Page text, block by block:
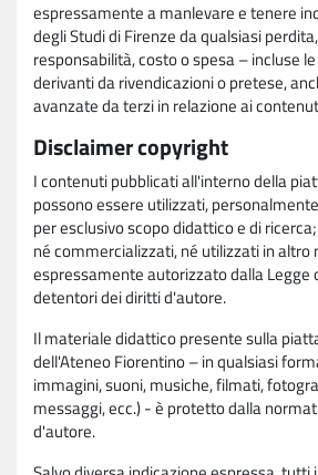
espressamente a manlevare e tenere
degli Studi di Firenze da qualsiasi
responsabilità, costo o spesa – incluse
derivanti da rivendicazioni o pretese,
avanzate da terzi in relazione ai
Disclaimer copyright
I contenuti pubblicati all'interno della
possono essere utilizzati,
per esclusivo scopo didattico e di
né commercializzati, né utilizzati in altro
espressamente autorizzato dalla Legge
detentori dei diritti d'autore.
Il materiale didattico presente sulla
dell'Ateneo Fiorentino – in qualsiasi
immagini, suoni, musiche, filmati,
messaggi, ecc.) - è protetto dalla
d'autore.